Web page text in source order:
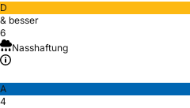
D
& besser
6
Nasshaftung
A
4